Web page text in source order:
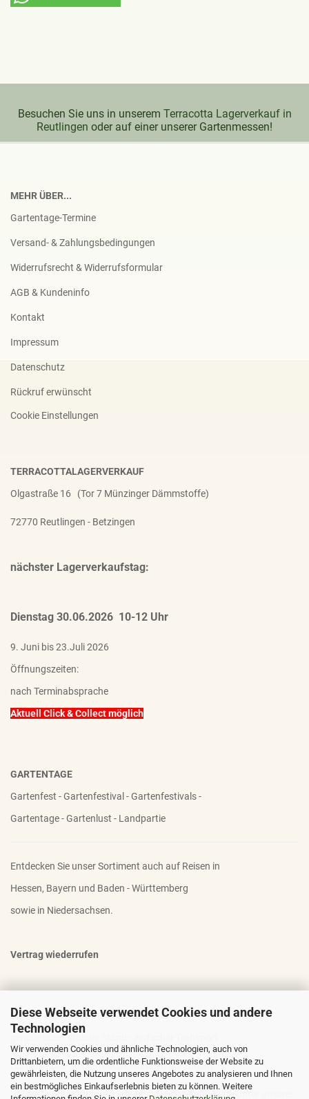
Diese Webseite verwendet Cookies und andere
Technologien
Wir verwenden Cookies und ähnliche Technologien, auch von
Drittanbietern, um die ordentliche Funktionsweise der Website zu
gewährleisten, die Nutzung unseres Angebotes zu analysieren und Ihnen
ein bestmögliches Einkaufserlebnis bieten zu können. Weitere
Besuchen Sie uns in unserem Terracotta Lagerverkauf in
Reutlingen oder auf einer unserer Gartenmessen!
MEHR ÜBER...
Gartentage-Termine
Versand- & Zahlungsbedingungen
Widerrufsrecht & Widerrufsformular
AGB & Kundeninfo
Kontakt
Impressum
Datenschutz
Rückruf erwünscht
Cookie Einstellungen
TERRACOTTALAGERVERKAUF
Olgastraße 16 (Tor 7 Münzinger Dämmstoffe)
72770 Reutlingen - Betzingen
nächster Lagerverkaufstag:
Dienstag 30.06.2026 10-12 Uhr
9. Juni bis 23.Juli 2026
Öffnungszeiten:
nach Terminabsprache
Aktuell Click & Collect möglich
GARTENTAGE
Gartenfest - Gartenfestival - Gartenfestivals -
Gartentage - Gartenlust - Landpartie
Entdecken Sie unser Sortiment auch auf Reisen in
Hessen, Bayern und Baden - Württemberg
sowie in Niedersachsen.
Vertrag wiederrufen
OTTO - DER FAMOSE STAUDENHALTER
geniale Idee - stabiler Stand - einfacher Transport
Durchmesser 30 bis 100cm; Höhe 90 bis 200cm
Unsere Produkte werden von uns designed und dann unter unserer